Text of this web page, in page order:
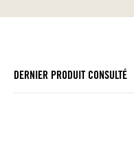
DERNIER PRODUIT CONSULTÉ